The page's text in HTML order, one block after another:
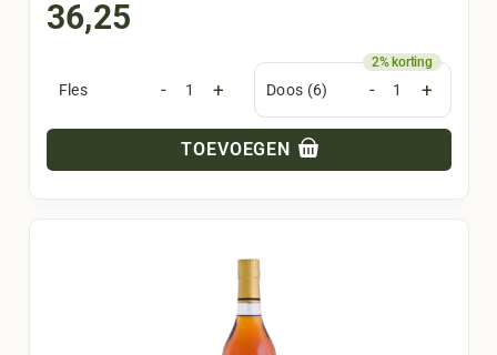
36,25
Fles - + Doos (6) - +
TOEVOEGEN